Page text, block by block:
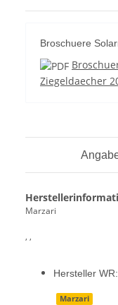
Broschuere
Ziegeldaecher
Marzari
, ,
Hersteller WR:
Marzari